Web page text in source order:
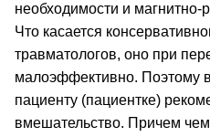
необходимости и
Что касается
травматологов, оно при
малоэффективно. Поэтому
пациенту (пациентке)
вмешательство. Причем